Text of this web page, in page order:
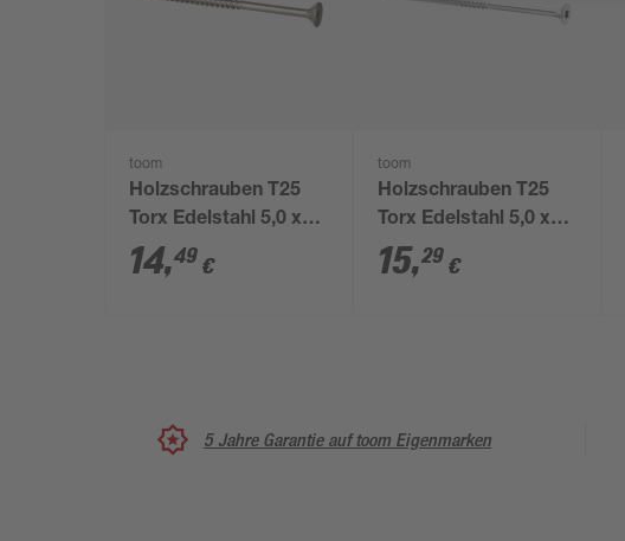
toom
Holzschrauben T25
Torx Edelstahl 5,0 x
80 mm 25 Stück
14,49 €
toom
Holzschrauben T25
Torx Edelstahl 5,0 x
100 mm 15 Stück
15,29 €
5 Jahre Garantie auf toom Eigenmarken